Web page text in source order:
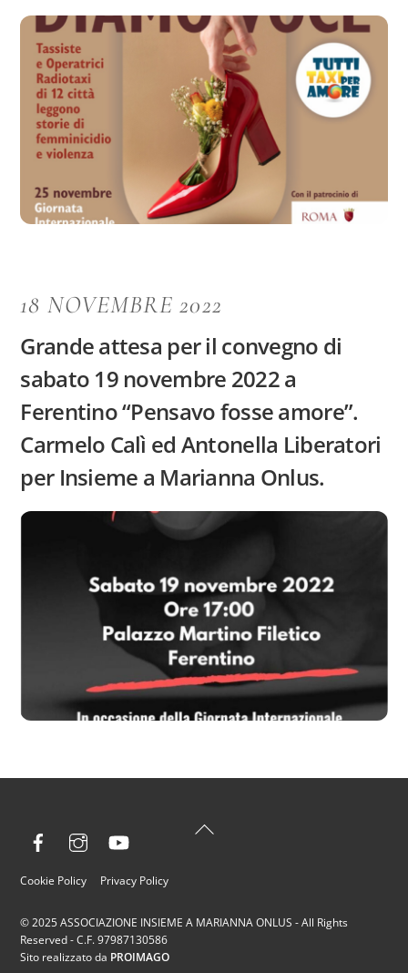
18 NOVEMBRE 2022
Grande attesa per il convegno di
sabato 19 novembre 2022 a
Ferentino “Pensavo fosse amore”.
Carmelo Calì ed Antonella Liberatori
per Insieme a Marianna Onlus.
Back
Cookie Policy Privacy Policy
© 2025 ASSOCIAZIONE INSIEME A MARIANNA ONLUS - All Rights
Reserved - C.F. 97987130586
Sito realizzato da PROIMAGO